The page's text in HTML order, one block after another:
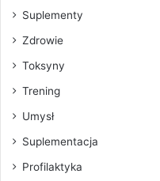
Suplementy
Zdrowie
Toksyny
Trening
Umysł
Suplementacja
Profilaktyka